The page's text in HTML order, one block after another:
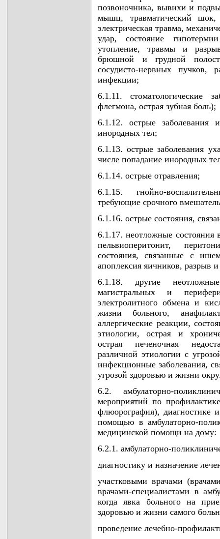
позвоночника, вывихи и
мышц, травматический шок,
электрическая травма,
удар, состояние
утопление, травмы и
брюшной и грудной
сосудисто-нервных пучков,
инфекции;
6.1.11. стоматологические
флегмона, острая зубная боль);
6.1.12. острые
инородных тел;
6.1.13. острые заболевания
числе попадание инородных
6.1.14. острые отравления;
6.1.15. гнойно-
требующие срочного
6.1.16. острые состояния,
6.1.17. неотложные состояния
пельвиоперитонит,
состояния, связанные с
апоплексия яичников, разрыв
6.1.18. другие
магистральных и
электролитного обмена и
жизни больного,
аллергические реакции,
этиологии, острая и
острая печеночная
различной этиологии с
инфекционные заболевания,
угрозой здоровью и жизни
6.2. амбулаторно-
мероприятий по
флюорография), диагностике
помощью в амбулаторно-
медицинской помощи на дому:
6.2.1. амбулаторно-
диагностику и назначение
участковыми врачами
врачами-специалистами в
когда явка больного на
здоровью и жизни самого
проведение лечебно-